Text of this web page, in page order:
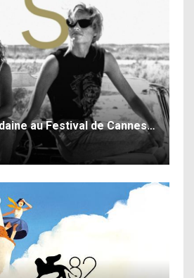
au Festival de Cannes…